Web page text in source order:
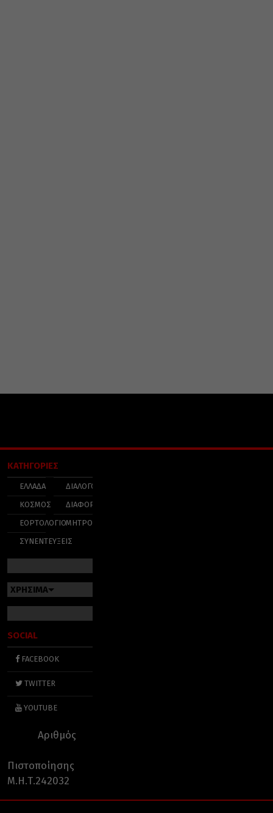
ΚΑΤΗΓΟΡΙΕΣ
ΕΛΛΑΔΑ
ΚΟΣΜΟΣ
ΕΟΡΤΟΛΟΓΙΟ
ΣΥΝΕΝΤΕΥΞΕΙΣ
ΔΙΑΛΟΓΟΣ
ΔΙΑΦΟΡΑ
ΜΗΤΡΟΠΟΛΕΙΣ
ΧΡΗΣΙΜΑ
SOCIAL
FACEBOOK
TWITTER
YOUTUBE
Αριθμός
Πιστοποίησης
Μ.Η.Τ.242032